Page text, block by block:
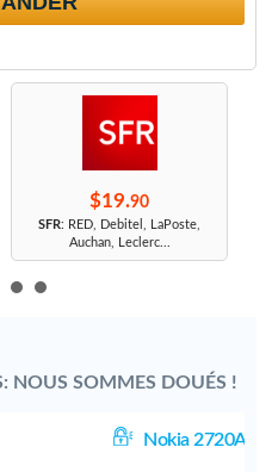
$19.90
SFR: RED, Debitel, LaPoste,
Auchan, Leclerc...
NOUS SOMMES DOUÉS !
Nokia 2720A